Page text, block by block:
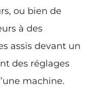
ou bien de
à des
assis devant un
des réglages
machine.